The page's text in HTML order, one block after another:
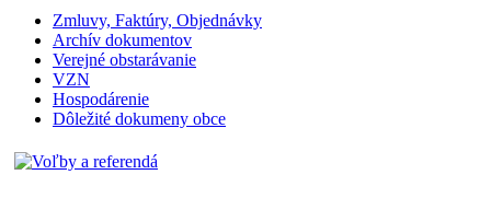
Zmluvy, Faktúry, Objednávky
Archív dokumentov
Verejné obstarávanie
VZN
Hospodárenie
Dôležité dokumeny obce